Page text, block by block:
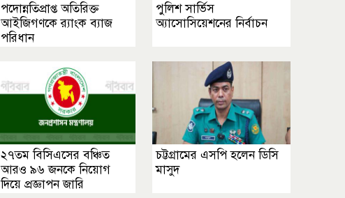
পদোন্নতিপ্রাপ্ত অতিরিক্ত
আইজিগণকে র‌্যাংক ব্যাজ
পরিধান
পুলিশ সার্ভিস
অ্যাসোসিয়েশনের নির্বাচন
২৭তম বিসিএসের বঞ্চিত
আরও ৯৬ জনকে নিয়োগ
দিয়ে প্রজ্ঞাপন জারি
চট্টগ্রামের এসপি হলেন ডিসি
মাসুদ